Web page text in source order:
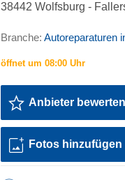
38442 Wolfsburg -
Branche: Autoreparaturen
Anbieter bewerten
Fotos hinzufügen